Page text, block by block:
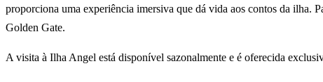
proporciona uma experiência imersiva que dá vida aos contos da ilha.
Golden Gate.
A visita à Ilha Angel está disponível sazonalmente e é oferecida